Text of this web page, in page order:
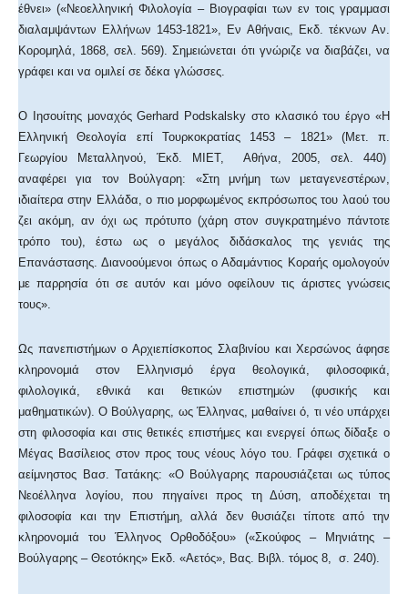
έθνει» («Νεοελληνική Φιλολογία – Βιογραφίαι των εν τοις γραμμασι
διαλαμψάντων Ελλήνων 1453-1821», Εν Αθήναις, Εκδ. τέκνων Αν.
Κορομηλά, 1868, σελ. 569). Σημειώνεται ότι γνώριζε να διαβάζει, να
γράφει και να ομιλεί σε δέκα γλώσσες.
Ο Ιησουίτης μοναχός Gerhard Podskalsky στο κλασικό του έργο «Η
Ελληνική Θεολογία επί Τουρκοκρατίας 1453 – 1821» (Μετ. π.
Γεωργίου Μεταλληνού, Έκδ. ΜΙΕΤ, Αθήνα, 2005, σελ. 440)
αναφέρει για τον Βούλγαρη: «Στη μνήμη των μεταγενεστέρων,
ιδιαίτερα στην Ελλάδα, ο πιο μορφωμένος εκπρόσωπος του λαού του
ζει ακόμη, αν όχι ως πρότυπο (χάρη στον συγκρατημένο πάντοτε
τρόπο του), έστω ως ο μεγάλος διδάσκαλος της γενιάς της
Επανάστασης. Διανοούμενοι όπως ο Αδαμάντιος Κοραής ομολογούν
με παρρησία ότι σε αυτόν και μόνο οφείλουν τις άριστες γνώσεις
τους».
Ως πανεπιστήμων ο Αρχιεπίσκοπος Σλαβινίου και Χερσώνος άφησε
κληρονομιά στον Ελληνισμό έργα θεολογικά, φιλοσοφικά,
φιλολογικά, εθνικά και θετικών επιστημών (φυσικής και
μαθηματικών). Ο Βούλγαρης, ως Έλληνας, μαθαίνει ό, τι νέο υπάρχει
στη φιλοσοφία και στις θετικές επιστήμες και ενεργεί όπως δίδαξε ο
Μέγας Βασίλειος στον προς τους νέους λόγο του. Γράφει σχετικά ο
αείμνηστος Βασ. Τατάκης: «Ο Βούλγαρης παρουσιάζεται ως τύπος
Νεοέλληνα λογίου, που πηγαίνει προς τη Δύση, αποδέχεται τη
φιλοσοφία και την Επιστήμη, αλλά δεν θυσιάζει τίποτε από την
κληρονομιά του Έλληνος Ορθοδόξου» («Σκούφος – Μηνιάτης –
Βούλγαρης – Θεοτόκης» Εκδ. «Αετός», Βας. Βιβλ. τόμος 8, σ. 240).